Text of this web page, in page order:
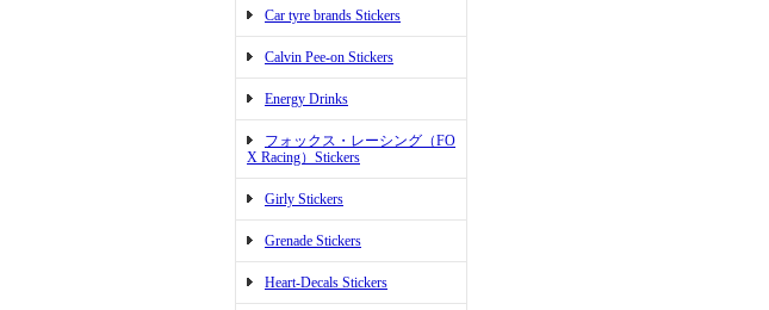
Car tyre brands Stickers
Calvin Pee-on Stickers
Energy Drinks
フォックス・レーシング（FO
X Racing）Stickers
Girly Stickers
Grenade Stickers
Heart-Decals Stickers